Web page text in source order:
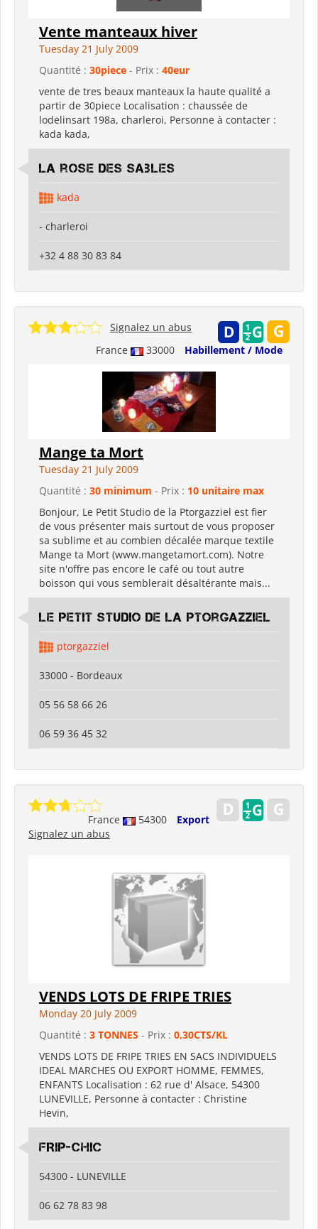
Vente manteaux hiver
Tuesday 21 July 2009
Quantité : 30piece - Prix : 40eur
vente de tres beaux manteaux la haute qualité a
partir de 30piece Localisation : chaussée de
lodelinsart 198a, charleroi, Personne à contacter :
kada kada,
la rose des sables
kada
- charleroi
+32 4 88 30 83 84
France 33000 Habillement / Mode
Signalez un abus
Mange ta Mort
Tuesday 21 July 2009
Quantité : 30 minimum - Prix : 10 unitaire max
Bonjour, Le Petit Studio de la Ptorgazziel est fier
de vous présenter mais surtout de vous proposer
sa sublime et au combien décalée marque textile
Mange ta Mort (www.mangetamort.com). Notre
site n'offre pas encore le café ou tout autre
boisson qui vous semblerait désaltérante mais...
Le Petit Studio de la Ptorgazziel
ptorgazziel
33000 - Bordeaux
05 56 58 66 26
06 59 36 45 32
France 54300
Export
Signalez un abus
VENDS LOTS DE FRIPE TRIES
Monday 20 July 2009
Quantité : 3 TONNES - Prix : 0,30CTS/KL
VENDS LOTS DE FRIPE TRIES EN SACS INDIVIDUELS
IDEAL MARCHES OU EXPORT HOMME, FEMMES,
ENFANTS Localisation : 62 rue d' Alsace, 54300
LUNEVILLE, Personne à contacter : Christine
Hevin,
FRIP-CHIC
54300 - LUNEVILLE
06 62 78 83 98